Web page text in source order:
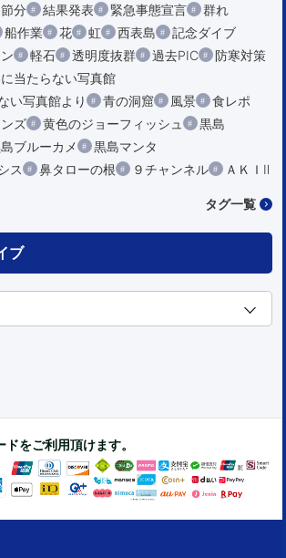
節分 結果発表 緊急事態宣言
群れ
船作業 花 虹 西表島
記念ダイブ
軽石 透明度抜群 過去PIC
防寒対策
当たらない写真館
い写真館より
青の洞窟 風景
食レポ
ズ 黄色のジョーフィッシュ
黒島
ブルーカメ
黒島マンタ
ス
鼻タローの根 ９チャンネル ＡＫＩⅡ
タグ一覧
ブ
をご利用頂けます。